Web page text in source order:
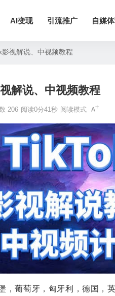
AI变现 引流推广 自媒
视解说、中视频教程
解说、中视频教程
206 阅读0分41秒 阅读模式
，葡萄牙，匈牙利，德国，